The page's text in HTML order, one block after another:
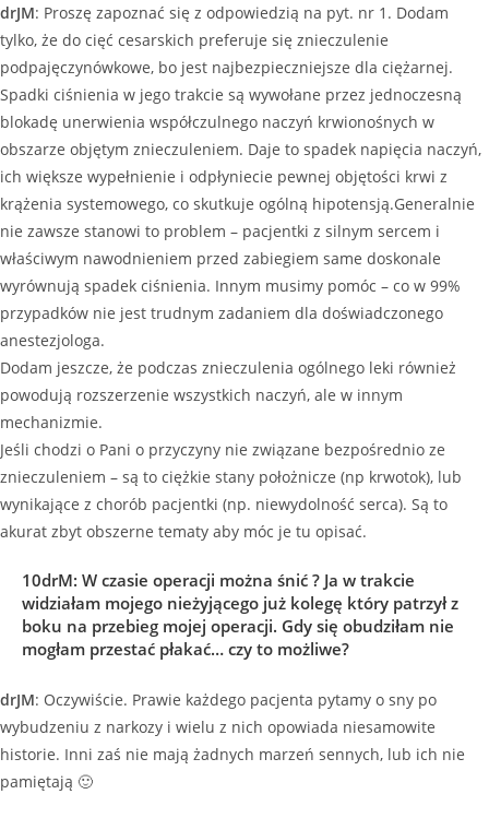
drJM: Proszę zapoznać się z odpowiedzią na pyt. nr 1. Dodam
tylko, że do cięć cesarskich preferuje się znieczulenie
podpajęczynówkowe, bo jest najbezpieczniejsze dla ciężarnej.
Spadki ciśnienia w jego trakcie są wywołane przez jednoczesną
blokadę unerwienia współczulnego naczyń krwionośnych w
obszarze objętym znieczuleniem. Daje to spadek napięcia naczyń,
ich większe wypełnienie i odpłyniecie pewnej objętości krwi z
krążenia systemowego, co skutkuje ogólną hipotensją.Generalnie
nie zawsze stanowi to problem – pacjentki z silnym sercem i
właściwym nawodnieniem przed zabiegiem same doskonale
wyrównują spadek ciśnienia. Innym musimy pomóc – co w 99%
przypadków nie jest trudnym zadaniem dla doświadczonego
anestezjologa.
Dodam jeszcze, że podczas znieczulenia ogólnego leki również
powodują rozszerzenie wszystkich naczyń, ale w innym
mechanizmie.
Jeśli chodzi o Pani o przyczyny nie związane bezpośrednio ze
znieczuleniem – są to ciężkie stany położnicze (np krwotok), lub
wynikające z chorób pacjentki (np. niewydolność serca). Są to
akurat zbyt obszerne tematy aby móc je tu opisać.
10drM: W czasie operacji można śnić ? Ja w trakcie
widziałam mojego nieżyjącego już kolegę który patrzył z
boku na przebieg mojej operacji. Gdy się obudziłam nie
mogłam przestać płakać… czy to możliwe?
drJM: Oczywiście. Prawie każdego pacjenta pytamy o sny po
wybudzeniu z narkozy i wielu z nich opowiada niesamowite
historie. Inni zaś nie mają żadnych marzeń sennych, lub ich nie
pamiętają 🙂